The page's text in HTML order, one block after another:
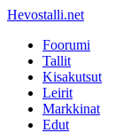
Hevostalli.net
Foorumi
Tallit
Kisakutsut
Leirit
Markkinat
Edut